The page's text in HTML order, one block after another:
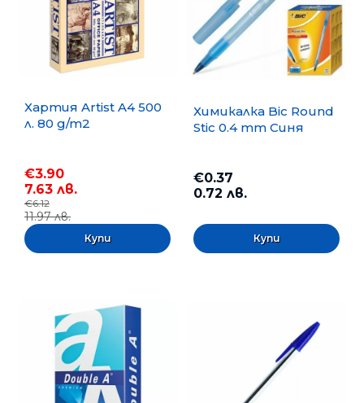
Хартия Artist A4 500
л. 80 g/m2
€3.90
7.63 лв.
€6.12
11.97 лв.
Химикалка Bic Round
Stic 0.4 mm Синя
€0.37
0.72 лв.